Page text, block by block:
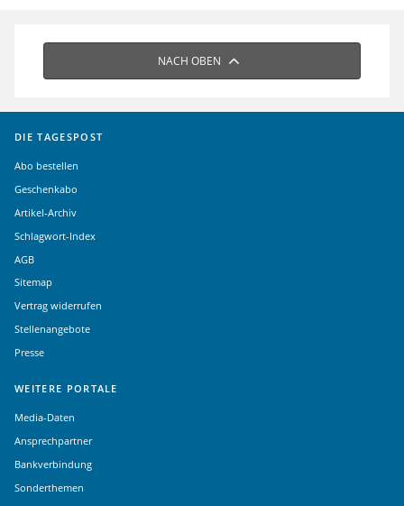
NACH OBEN
DIE TAGESPOST
Abo bestellen
Geschenkabo
Artikel-Archiv
Schlagwort-Index
AGB
Sitemap
Vertrag widerrufen
Stellenangebote
Presse
WEITERE PORTALE
Media-Daten
Ansprechpartner
Bankverbindung
Sonderthemen